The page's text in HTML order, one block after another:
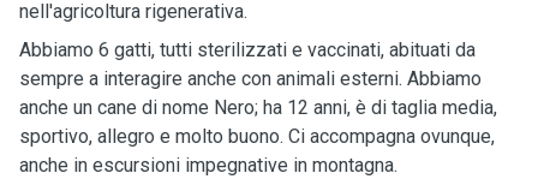
nell'agricoltura rigenerativa.
Abbiamo 6 gatti, tutti sterilizzati e vaccinati, abituati da
sempre a interagire anche con animali esterni. Abbiamo
anche un cane di nome Nero; ha 12 anni, è di taglia media,
sportivo, allegro e molto buono. Ci accompagna ovunque,
anche in escursioni impegnative in montagna.